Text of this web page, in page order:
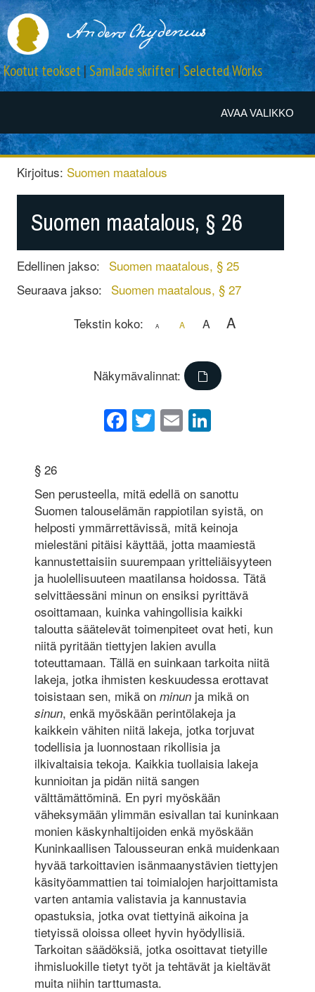
AVAA VALIKKO
Kootut teokset|Samlade skrifter|Selected Works
Kirjoitus: Suomen maatalous
Suomen maatalous, § 26
Edellinen jakso: Suomen maatalous, § 25
Seuraava jakso: Suomen maatalous, § 27
Tekstin koko:
A A A A
Näkymävalinnat:
Facebook
Twitter
Email
§ 26
Sen perusteella, mitä edellä on sanottu
Suomen talouselämän rappiotilan syistä, on
helposti ymmärrettävissä, mitä keinoja
mielestäni pitäisi käyttää, jotta maamiestä
kannustettaisiin suurempaan yritteliäisyyteen
ja huolellisuuteen maatilansa hoidossa. Tätä
selvittäessäni minun on ensiksi pyrittävä
osoittamaan, kuinka vahingollisia kaikki
taloutta säätelevät toimenpiteet ovat heti, kun
niitä pyritään tiettyjen lakien avulla
toteuttamaan. Tällä en suinkaan tarkoita niitä
lakeja, jotka ihmisten keskuudessa erottavat
toisistaan sen, mikä on minunja mikä on
sinun, enkä myöskään perintölakeja ja
kaikkein vähiten niitä lakeja, jotka torjuvat
todellisia ja luonnostaan rikollisia ja
ilkivaltaisia tekoja. Kaikkia tuollaisia lakeja
kunnioitan ja pidän niitä sangen
välttämättöminä. En pyri myöskään
väheksymään ylimmän esivallan tai kuninkaan
monien käskynhaltijoiden enkä myöskään
Kuninkaallisen Talousseuran enkä muidenkaan
hyvää tarkoittavien isänmaanystävien tiettyjen
käsityöammattien tai toimialojen harjoittamista
varten antamia valistavia ja kannustavia
opastuksia, jotka ovat tiettyinä aikoina ja
tietyissä oloissa olleet hyvin hyödyllisiä.
Tarkoitan säädöksiä, jotka osoittavat tietyille
ihmisluokille tietyt työt ja tehtävät ja kieltävät
muita niihin tarttumasta.